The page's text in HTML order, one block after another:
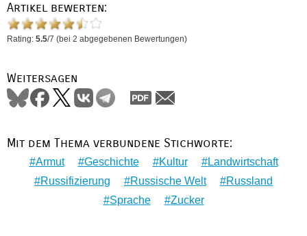
Artikel bewerten:
Rating: 5.5/7 (bei 2 abgegebenen Bewertungen)
Weitersagen
Mit dem Thema verbundene Stichworte:
Armut Geschichte Kultur
Landwirtschaft
Russifizierung
Russische Welt
Russland
Sprache
Zucker